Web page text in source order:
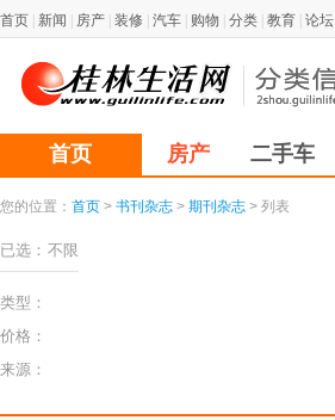
首页 新闻 房产 装修 汽车 购物 分类 教育 论坛
首页 房产 二手车
您的位置： 首页 > 书刊杂志 > 期刊杂志 > 列表
已选： 不限
类型：
价格：
来源：